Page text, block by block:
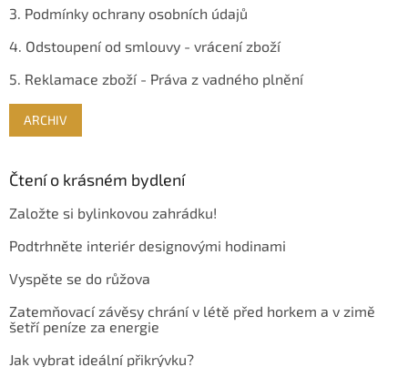
3. Podmínky ochrany osobních údajů
4. Odstoupení od smlouvy - vrácení zboží
5. Reklamace zboží - Práva z vadného plnění
ARCHIV
Čtení o krásném bydlení
Založte si bylinkovou zahrádku!
Podtrhněte interiér designovými hodinami
Vyspěte se do růžova
Zatemňovací závěsy chrání v létě před horkem a v zimě
šetří peníze za energie
Jak vybrat ideální přikrývku?